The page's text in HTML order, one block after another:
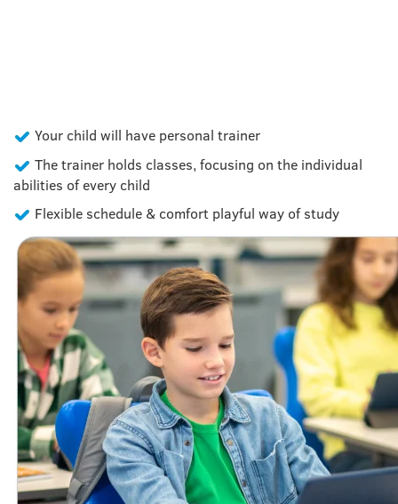
Your child will have personal trainer
The trainer holds classes, focusing on the individual
abilities of every child
Flexible schedule & comfort playful way of study